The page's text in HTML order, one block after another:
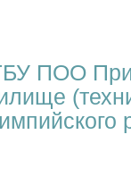
ПОО